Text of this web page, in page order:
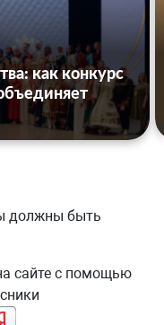
как конкурс
должны быть
сайте с помощью